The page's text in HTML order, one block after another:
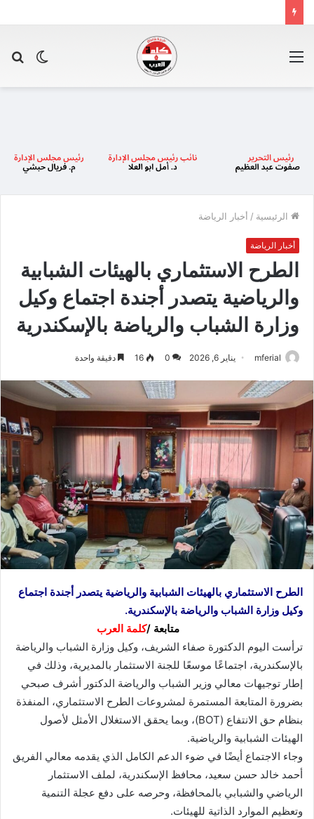
الوضع
الرئيسية / أخبار الرياضة
أخبار الرياضة
الطرح الاستثماري بالهيئات الشبابية
والرياضية يتصدر أجندة اجتماع وكيل
وزارة الشباب والرياضة بالإسكندرية
mferial يناير 6, 2026 0
16 دقيقة واحدة
الطرح الاستثماري بالهيئات الشبابية والرياضية يتصدر أجندة اجتماع
وكيل وزارة الشباب والرياضة بالإسكندرية.
متابعة /كلمة العرب
ترأست اليوم الدكتورة صفاء الشريف، وكيل وزارة الشباب والرياضة
بالإسكندرية، اجتماعًا موسعًا للجنة الاستثمار بالمديرية، وذلك في
إطار توجيهات معالي وزير الشباب والرياضة الدكتور أشرف صبحي
بضرورة المتابعة المستمرة لمشروعات الطرح الاستثماري، المنفذة
بنظام حق الانتفاع (BOT)، وبما يحقق الاستغلال الأمثل لأصول
الهيئات الشبابية والرياضية.
وجاء الاجتماع أيضًا في ضوء الدعم الكامل الذي يقدمه معالي الفريق
أحمد خالد حسن سعيد، محافظ الإسكندرية، لملف الاستثمار
الرياضي والشبابي بالمحافظة، وحرصه على دفع عجلة التنمية
وتعظيم الموارد الذاتية للهيئات.